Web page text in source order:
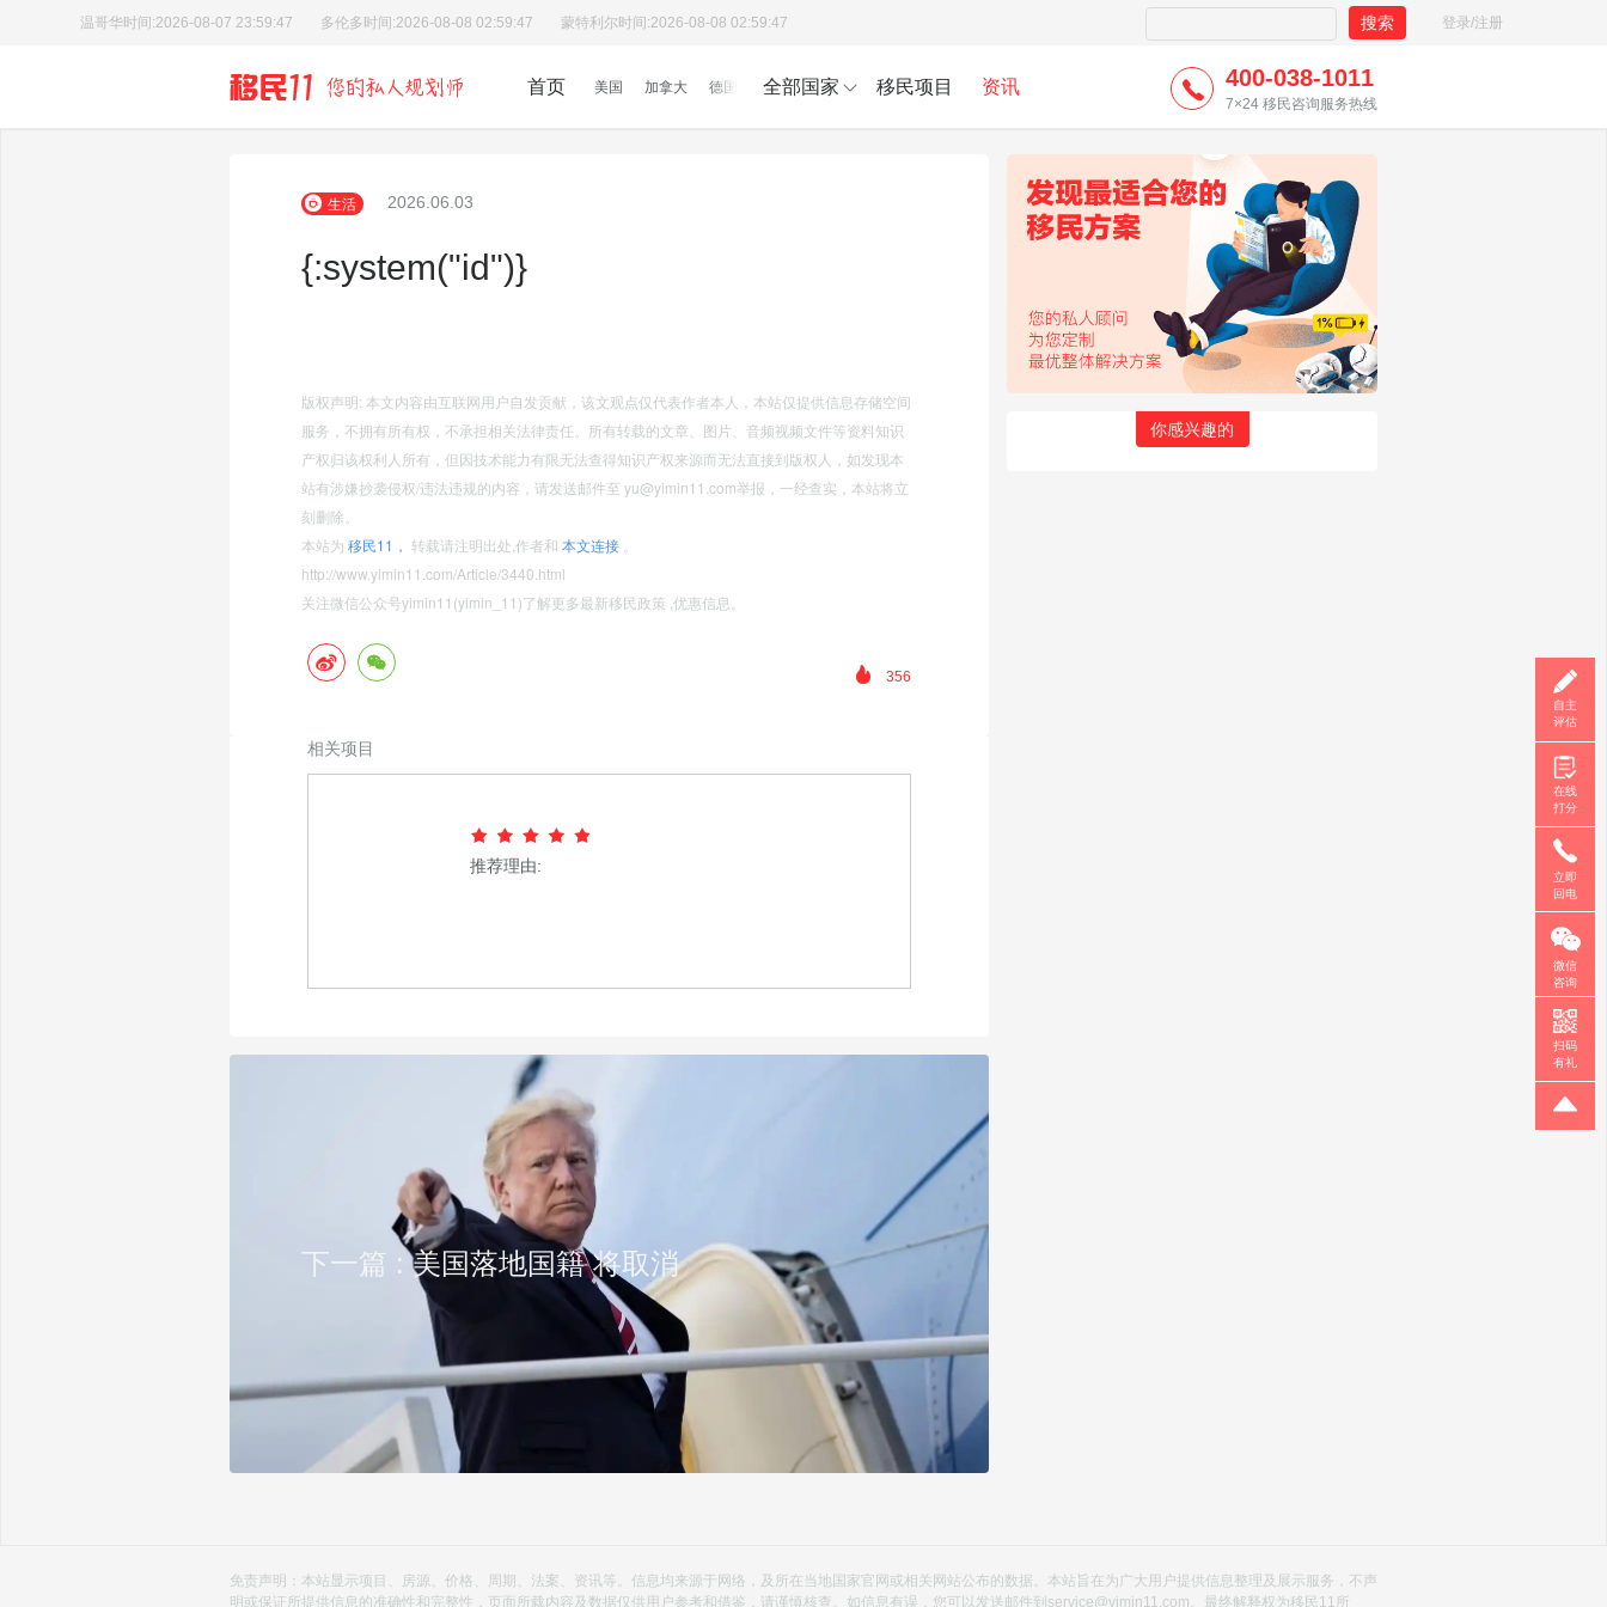
温哥华时间:2026-08-07 23:59:47 多伦多时间:2026-08-08 02:59:47 蒙特利尔时间:2026-08-08 02:59:47 登录/注册
首页 美国 加拿大 德国 全部国家 移民项目 资讯 400-038-1011
7×24 移民咨询服务热线
生活 2026.06.03
{:system("id")}
版权声明: 本文内容由互联网用户自发贡献，该文观点仅代表作者本人，本站仅提供信息存储空间
服务，不拥有所有权，不承担相关法律责任。所有转载的文章、图片、音频视频文件等资料知识
产权归该权利人所有，但因技术能力有限无法查得知识产权来源而无法直接到版权人，如发现本
站有涉嫌抄袭侵权/违法违规的内容，请发送邮件至 yu@yimin11.com举报，一经查实，本站将立
刻删除。
本站为 移民11， 转载请注明出处,作者和 本文连接
http://www.yimin11.com/Article/3440.html
关注微信公众号yimin11(yimin_11)了解更多最新移民政策 ,优惠信息。
356
你感兴趣的
相关项目
推荐理由:
下一篇 : 美国落地国籍 将取消
自主
评估
在线
打分
立即
回电
微信
咨询
扫码
有礼
免责声明：本站显示项目、房源、价格、周期、法案、资讯等。信息均来源于网络，及所在当地国家官网或相关网站公布的数据。本站旨在为广大用户提供信息整理及展示服务，不声
明或保证所提供信息的准确性和完整性，页面所载内容及数据仅供用户参考和借鉴，请谨慎核查。如信息有误，您可以发送邮件到service@yimin11.com。最终解释权为移民11所